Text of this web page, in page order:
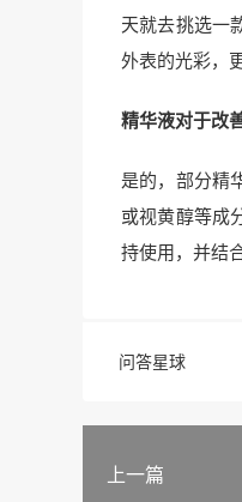
天就去挑选一
外表的光彩，
精华液对于改
是的，部分精
或视黄醇等成
持使用，并结
问答星球
上一篇